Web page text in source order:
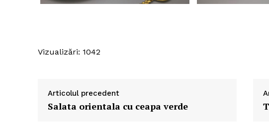
Vizualizări: 1042
Articolul precedent
Salata orientala cu ceapa verde